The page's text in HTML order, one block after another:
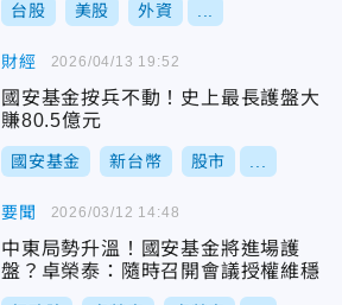
台股 美股 外資
財經
國安基金按兵不動！史上最長護盤大
賺80.5億元
國安基金 新台幣 股市
2026/04/13 19:52
要聞
中東局勢升溫！國安基金將進場護
盤？卓榮泰：隨時召開會議授權維穩
2026/03/12 14:48